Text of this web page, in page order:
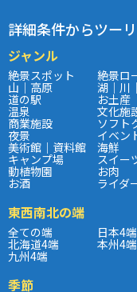
詳細条件からツー
ジャンル
絶景スポット 絶景ロ
山｜高原 湖｜川
道の駅 お土産
温泉 文化施
商業施設 ソフト
夜景 イベン
美術館｜資料館 海鮮
キャンプ場 スイー
動植物園 お肉
お酒 ライダ
東西南北の端
全ての端 日本4端
北海道4端 本州4端
九州4端
季節